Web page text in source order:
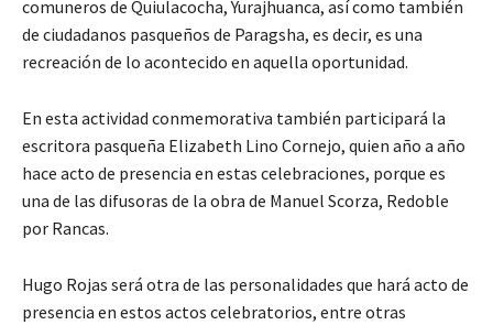
comuneros de Quiulacocha, Yurajhuanca, así como también
de ciudadanos pasqueños de Paragsha, es decir, es una
recreación de lo acontecido en aquella oportunidad.
En esta actividad conmemorativa también participará la
escritora pasqueña Elizabeth Lino Cornejo, quien año a año
hace acto de presencia en estas celebraciones, porque es
una de las difusoras de la obra de Manuel Scorza, Redoble
por Rancas.
Hugo Rojas será otra de las personalidades que hará acto de
presencia en estos actos celebratorios, entre otras